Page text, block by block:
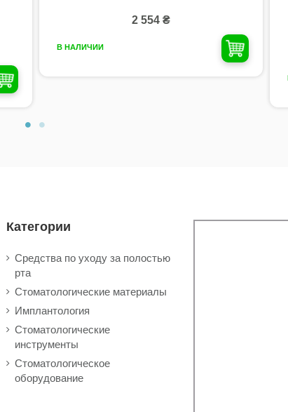
2 554 ₴
В НАЛИЧИИ
Категории
Средства по уходу за полостью
рта
Стоматологические материалы
Имплантология
Стоматологические
инструменты
Стоматологическое
оборудование